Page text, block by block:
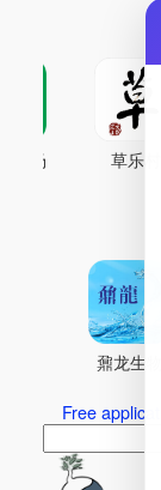
药场 草乐村
鼐龙生物
Free
索